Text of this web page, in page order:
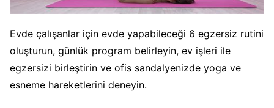
Evde çalışanlar için evde yapabileceği 6 egzersiz rutini
oluşturun, günlük program belirleyin, ev işleri ile
egzersizi birleştirin ve ofis sandalyenizde yoga ve
esneme hareketlerini deneyin.